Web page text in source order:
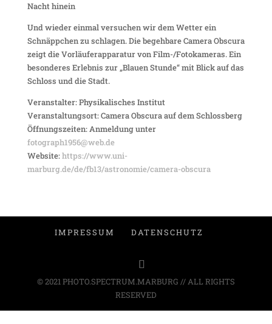
Nacht hinein
Und wieder einmal versuchen wir dem Wetter ein
Schnäppchen zu schlagen. Die begehbare Camera Obscura
zeigt die Vorläuferapparatur von Film-/Fotokameras. Ein
besonderes Erlebnis zur „Blauen Stunde“ mit Blick auf das
Schloss und die Stadt.
Veranstalter: Physikalisches Institut
Veranstaltungsort: Camera Obscura auf dem Schlossberg
Öffnungszeiten: Anmeldung unter
fotograph1956@web.de
Website:https://www.uni-
marburg.de/de/fb13/astronomie/camera-obscura
IMPRESSUM DATENSCHUTZ
© 2021 PHOTO.SPECTRUM.MARBURG // ALL RIGHTS
RESERVED